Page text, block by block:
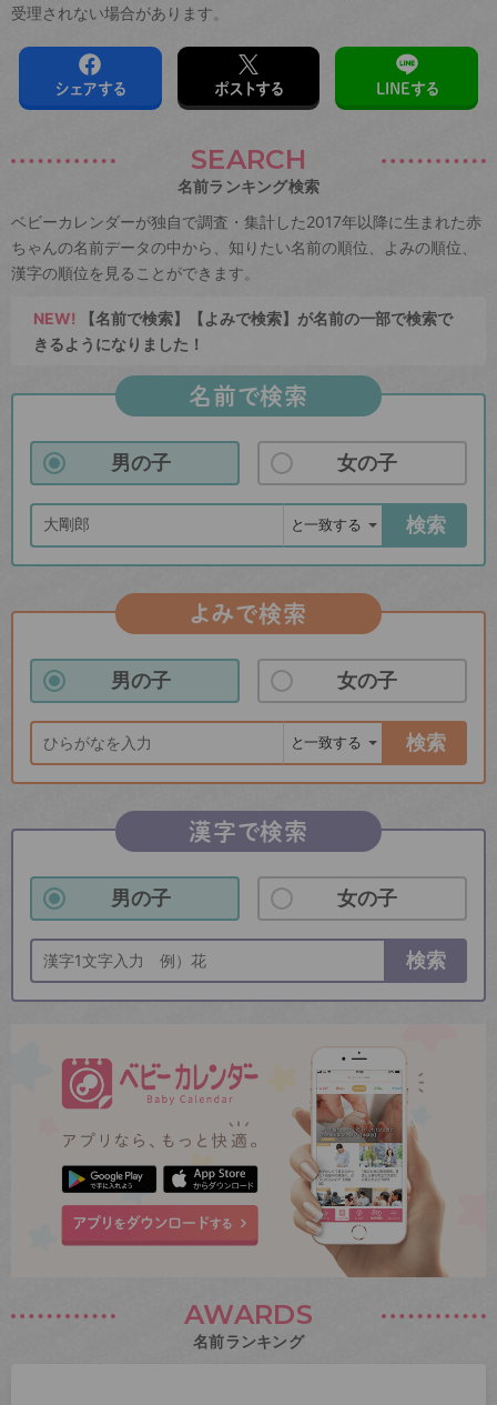
受理されない場合があります。
シェアする ポストする LINEする
SEARCH
名前ランキング検索
ベビーカレンダーが独自で調査・集計した2017年以降に生まれた赤
ちゃんの名前データの中から、知りたい名前の順位、よみの順位、
漢字の順位を見ることができます。
NEW! 【名前で検索】【よみで検索】が名前の一部で検索で
きるようになりました！
名前で検索
男の子 女の子
検索
よみで検索
男の子 女の子
検索
漢字で検索
男の子 女の子
検索
AWARDS
名前ランキング